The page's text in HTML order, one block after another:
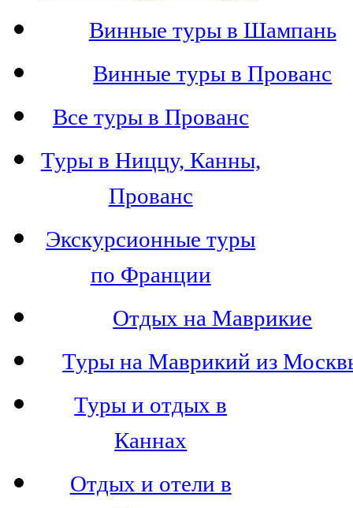
Винные туры в Шампань
Винные туры в Прованс
Все туры в Прованс
Туры в Ниццу, Канны,
Прованс
Экскурсионные туры
по Франции
Отдых на Маврикие
Туры на Маврикий из
Туры и отдых в
Каннах
Отдых и отели в